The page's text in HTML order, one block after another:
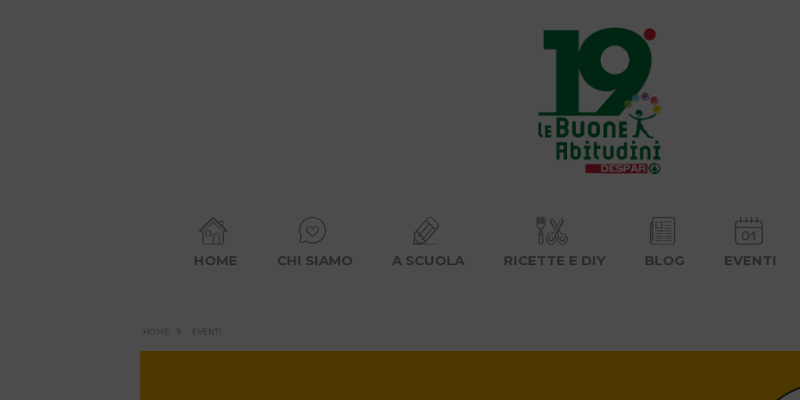
HOME CHI SIAMO A SCUOLA RICETTE E DIY BLOG EVENTI
HOME » EVENTI